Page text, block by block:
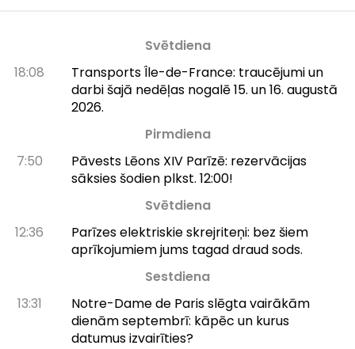
Svētdiena
18:08
Transports Île-de-France: traucējumi un
darbi šajā nedēļas nogalē 15. un 16. augustā
2026.
Pirmdiena
7:50
Pāvests Lēons XIV Parīzē: rezervācijas
sāksies šodien plkst. 12:00!
Svētdiena
12:36
Parīzes elektriskie skrejriteņi: bez šiem
aprīkojumiem jums tagad draud sods.
Sestdiena
13:31
Notre-Dame de Paris slēgta vairākām
dienām septembrī: kāpēc un kurus
datumus izvairīties?